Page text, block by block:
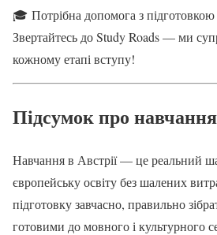
🎓 Потрібна допомога з підготовкою
Звертайтесь до Study Roads — ми
кожному етапі вступу!
Підсумок про
Навчання в Австрії — це реальний
європейську освіту без шалених
підготовку завчасно, правильно
готовими до мовного і культурного